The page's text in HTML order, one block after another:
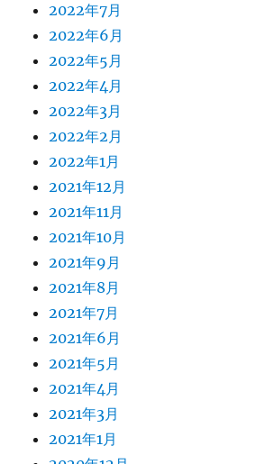
2022年7月
2022年6月
2022年5月
2022年4月
2022年3月
2022年2月
2022年1月
2021年12月
2021年11月
2021年10月
2021年9月
2021年8月
2021年7月
2021年6月
2021年5月
2021年4月
2021年3月
2021年1月